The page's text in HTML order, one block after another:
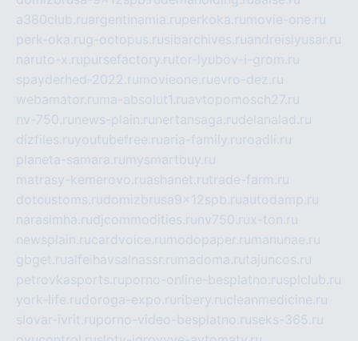
a380club.ruargentinamia.ruperkoka.ru movie-one.ru
perk-oka.rug-octopus.rusibarchives.ruandreislyusar.ru
naruto-x.rupursefactory.rutor-lyubov-i-grom.ru
spayderhed-2022.ru movieone.ruevro-dez.ru
webamator.ru ma-absolut1.ruavtopomosch27.ru
nv-750.ru news-plain.ru nertansaga.rudelanalad.ru
dizfiles.ruyoutubefree.ruaria-family.ru roadli.ru
planeta-samara.ru mysmartbuy.ru
matrasy-kemerovo.ruashanet.rutrade-farm.ru
dotcustoms.rudomizbrusa9x12spb.ruautodamp.ru
narasimha.rudjcommodities.ru nv750.rux-ton.ru
newsplain.rucardvoice.ru modopaper.ru manunae.ru
gbget.rualfeihavsalnassr.ru madoma.rutajuncos.ru
petrovkasports.ruporno-online-besplatno.rusplclub.ru
york-life.rudoroga-expo.ru ribery.rucleanmedicine.ru
slovar-ivrit.ruporno-video-besplatno.ruseks-365.ru